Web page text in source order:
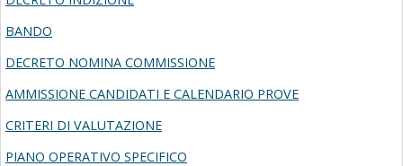
BANDO
DECRETO NOMINA COMMISSIONE
AMMISSIONE CANDIDATI E CALENDARIO PROVE
CRITERI DI VALUTAZIONE
PIANO OPERATIVO SPECIFICO